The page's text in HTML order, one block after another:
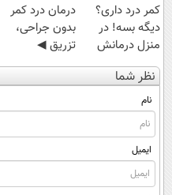
کمر درد داری؟
دیگه بسه! در
منزل درمانش
کن
(◀پرسش‌نامه)
درمان درد کمر
بدون جراحی،
تزریق ◀
پرسش‌نامه رو پر
کن ▶
نظر شما
نام
ایمیل